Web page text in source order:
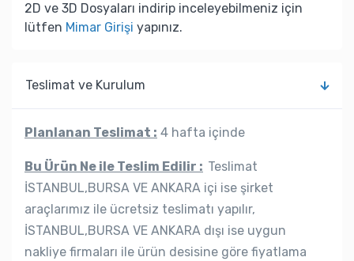
2D ve 3D Dosyaları indirip inceleyebilmeniz için
lütfen Mimar Girişi yapınız.
Teslimat ve Kurulum
Planlanan Teslimat : 4 hafta içinde
Bu Ürün Ne ile Teslim Edilir : Teslimat
İSTANBUL,BURSA VE ANKARA içi ise şirket
araçlarımız ile ücretsiz teslimatı yapılır,
İSTANBUL,BURSA VE ANKARA dışı ise uygun
nakliye firmaları ile ürün desisine göre fiyatlama